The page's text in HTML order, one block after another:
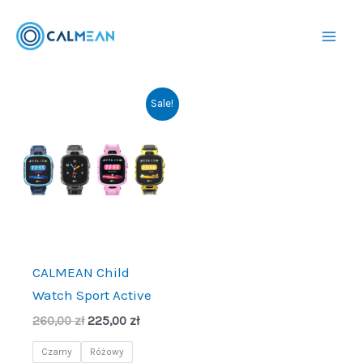
Sale!
CALMEAN Child
Watch Sport Active
260,00zł Pierwotna
wynosiła:
225,00 złAktualna
Czarny
Różowy